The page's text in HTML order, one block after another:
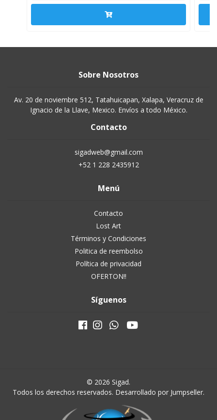
Sobre Nosotros
Av. 20 de noviembre 512, Tatahuicapan, Xalapa, Veracruz de
Ignacio de la Llave, Mexico. Envíos a todo México.
Contacto
sigadweb@gmail.com
+52 1 228 2435912
Menú
Contacto
Lost Art
Términos y Condiciones
Politica de reembolso
Política de privacidad
OFERTON!!
Síguenos
© 2026 Sigad.
Todos los derechos reservados. Desarrollado por Jumpseller.